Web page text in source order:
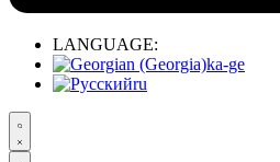
LANGUAGE:
ka-ge
ru